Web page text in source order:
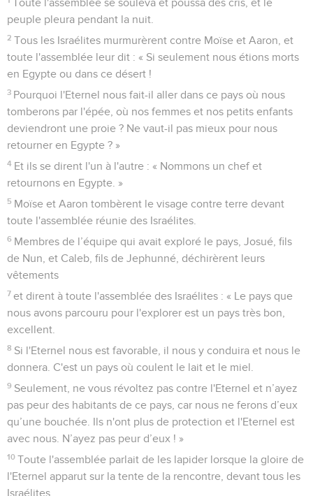
Toute l'assemblée se souleva et poussa des cris, et le
peuple pleura pendant la nuit.
2 Tous les Israélites murmurèrent contre Moïse et Aaron, et
toute l'assemblée leur dit : « Si seulement nous étions morts
en Egypte ou dans ce désert !
3 Pourquoi l'Eternel nous fait-il aller dans ce pays où nous
tomberons par l'épée, où nos femmes et nos petits enfants
deviendront une proie ? Ne vaut-il pas mieux pour nous
retourner en Egypte ? »
4 Et ils se dirent l'un à l'autre : « Nommons un chef et
retournons en Egypte. »
5 Moïse et Aaron tombèrent le visage contre terre devant
toute l'assemblée réunie des Israélites.
6 Membres de l’équipe qui avait exploré le pays, Josué, fils
de Nun, et Caleb, fils de Jephunné, déchirèrent leurs
vêtements
7 et dirent à toute l'assemblée des Israélites : « Le pays que
nous avons parcouru pour l'explorer est un pays très bon,
excellent.
8 Si l'Eternel nous est favorable, il nous y conduira et nous le
donnera. C'est un pays où coulent le lait et le miel.
9 Seulement, ne vous révoltez pas contre l'Eternel et n’ayez
pas peur des habitants de ce pays, car nous ne ferons d’eux
qu’une bouchée. Ils n'ont plus de protection et l'Eternel est
avec nous. N’ayez pas peur d’eux ! »
10 Toute l'assemblée parlait de les lapider lorsque la gloire de
l'Eternel apparut sur la tente de la rencontre, devant tous les
Israélites.